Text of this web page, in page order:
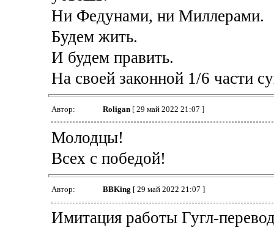
Ни Федунами, ни Миллерами.
Будем жить.
И будем править.
На своей законной 1/6 части
Автор: Roligan[ 29 май 2022 21:07 ]
Молодцы!
Всех с победой!
Автор: BBKing [ 29 май 2022 21:07 ]
Имитация работы Гугл-